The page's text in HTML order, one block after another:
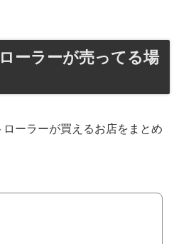
ーラーが売ってる場
ーラーが買えるお店をまとめ